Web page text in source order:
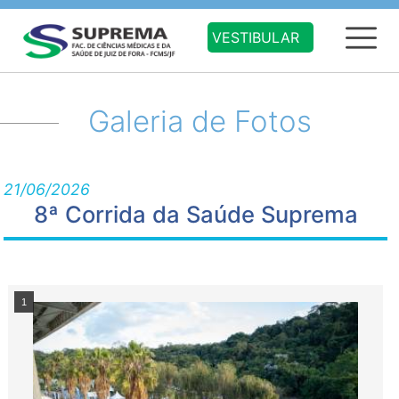
VESTIBULAR
Galeria de Fotos
21/06/2026
8ª Corrida da Saúde Suprema
1